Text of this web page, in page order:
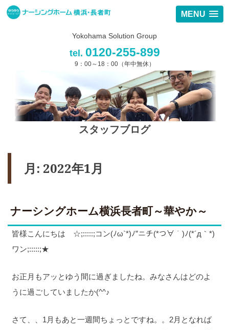
MENU
Yokohama Solution Group
tel. 0120-255-899
9：00～18：00（年中無休）
スタッフブログ
月: 2022年1月
ナーシングホーム横浜長者町～華やか～
皆様こんにちは ☆;:::::;コン(ﾉω`*)ﾉ”ニチ(*つ∀｀)ﾉ(*´д｀*)
ワン;:::::;★
お正月もアッとゆう間に過ぎましたね。みなさんはどのよ
うに過ごしていましたか(^^♪
さて、、1月もあと一週間ちょっとですね。。2月となれば